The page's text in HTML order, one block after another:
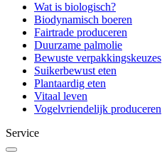
Wat is biologisch?
Biodynamisch boeren
Fairtrade produceren
Duurzame palmolie
Bewuste verpakkingskeuzes
Suikerbewust eten
Plantaardig eten
Vitaal leven
Vogelvriendelijk produceren
Service